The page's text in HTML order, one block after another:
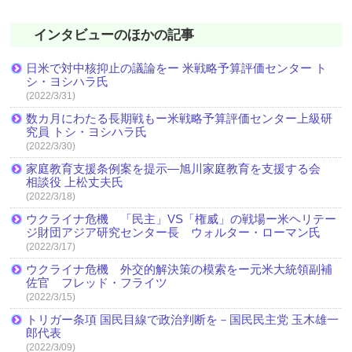
インタビューのほかの記事
日米で対中核抑止の議論をー 米戦略予算評価センター ト
シ・ヨシハラ氏
(2022/3/31)
数カ月にわたる長期戦もー米戦略予算評価センター上級研
究員 トシ・ヨシハラ氏
(2022/3/30)
家庭教育支援条例案を提示―旭川家庭教育を支援する会
相談役 上松丈夫氏
(2022/3/18)
ウクライナ危機 「民主」VS「権威」の戦場ー米ヘリテー
ジ財団アジア研究センター長 ウォルター・ローマン氏
(2022/3/17)
ウクライナ危機 外交的解決策の模索をー元米大統領副補
佐官 フレッド・フライツ
(2022/3/15)
トリガー条項 国民目線で政治判断を－国民民主党 玉木雄一
郎代表
(2022/3/09)